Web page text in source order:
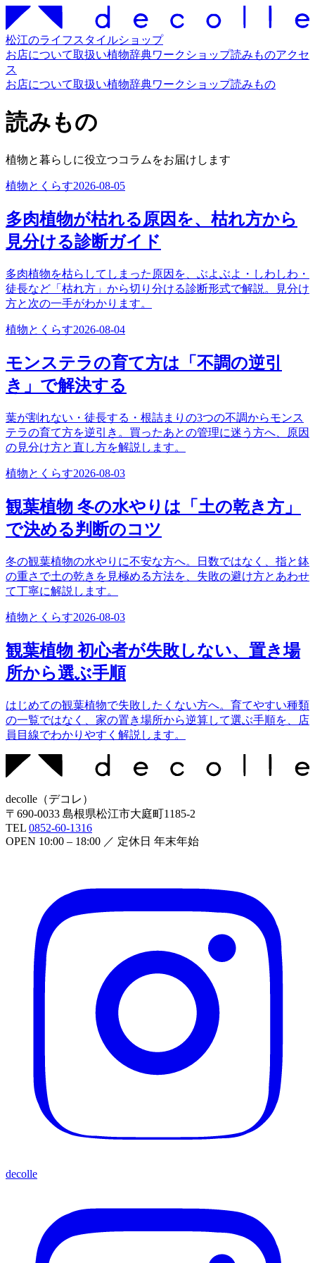
松江のライフスタイルショップ
お店について取扱い植物辞典ワークショップ読みものアクセ
ス
お店について取扱い植物辞典ワークショップ読みもの
読みもの
植物と暮らしに役立つコラムをお届けします
植物とくらす2026-08-05
多肉植物が枯れる原因を、枯れ方から
見分ける診断ガイド
多肉植物を枯らしてしまった原因を、ぶよぶよ・しわしわ・
徒長など「枯れ方」から切り分ける診断形式で解説。見分け
方と次の一手がわかります。
植物とくらす2026-08-04
モンステラの育て方は「不調の逆引
き」で解決する
葉が割れない・徒長する・根詰まりの3つの不調からモンス
テラの育て方を逆引き。買ったあとの管理に迷う方へ、原因
の見分け方と直し方を解説します。
植物とくらす2026-08-03
観葉植物 冬の水やりは「土の乾き方」
で決める判断のコツ
冬の観葉植物の水やりに不安な方へ。日数ではなく、指と鉢
の重さで土の乾きを見極める方法を、失敗の避け方とあわせ
て丁寧に解説します。
植物とくらす2026-08-03
観葉植物 初心者が失敗しない、置き場
所から選ぶ手順
はじめての観葉植物で失敗したくない方へ。育てやすい種類
の一覧ではなく、家の置き場所から逆算して選ぶ手順を、店
員目線でわかりやすく解説します。
decolle （デコレ ）
〒 690-0033 島根県松江市大庭町1185-2
TEL 0852-60-1316
OPEN 10:00 – 18:00 ／ 定休日 年末年始
decolle